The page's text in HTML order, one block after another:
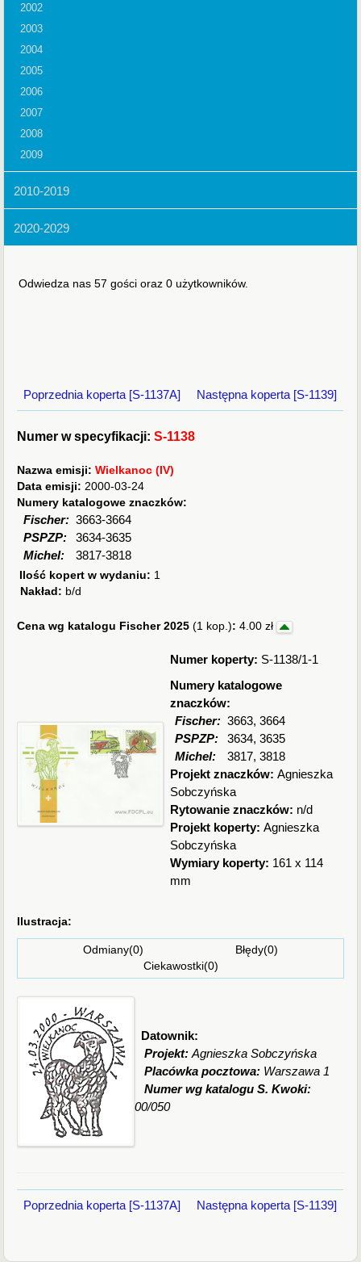
2002
2003
2004
2005
2006
2007
2008
2009
2010-2019
2020-2029
Odwiedza nas 57 gości oraz 0 użytkowników.
Poprzednia koperta [S-1137A] Następna koperta [S-1139]
Numer w specyfikacji:S-1138
Nazwa emisji:Wielkanoc (IV)
Data emisji:2000-03-24
Numery katalogowe znaczków:
Fischer: 3663-3664
PSPZP:
3634-3635
Michel:
3817-3818
Ilość kopert w wydaniu: 1
Nakład: b/d
Cena wg katalogu Fischer 2025(1 kop.): 4.00 zł
Numer koperty: S-1138/1-1
Numery katalogowe
znaczków:
Fischer: 3663, 3664
PSPZP:
3634, 3635
Michel:
3817, 3818
Projekt znaczków:Agnieszka
Sobczyńska
Rytowanie znaczków: n/d
Projekt koperty:Agnieszka
Sobczyńska
Wymiary koperty: 161 x 114
mm
Ilustracja:
Odmiany(0) Błędy(0)
Ciekawostki(0)
Datownik:
Projekt:Agnieszka Sobczyńska
Placówka pocztowa: Warszawa 1
Numer wg katalogu S. Kwoki:
00/050
Poprzednia koperta [S-1137A] Następna koperta [S-1139]